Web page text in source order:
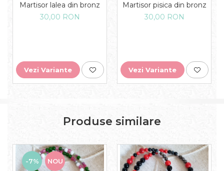
Martisor lalea din bronz
30,00 RON
Vezi Variante
Martisor pisica din bronz
30,00 RON
Vezi Variante
Produse similare
-7% NOU